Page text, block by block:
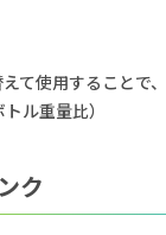
て使用することで
ル重量比）
ク